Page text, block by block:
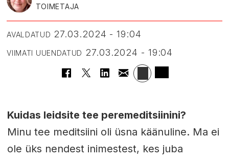
TOIMETAJA
AVALDATUD 27.03.2024 - 19:04
VIIMATI UUENDATUD 27.03.2024 - 19:04
Kuidas leidsite tee peremeditsiinini?
Minu tee meditsiini oli üsna käänuline. Ma ei
ole üks nendest inimestest, kes juba